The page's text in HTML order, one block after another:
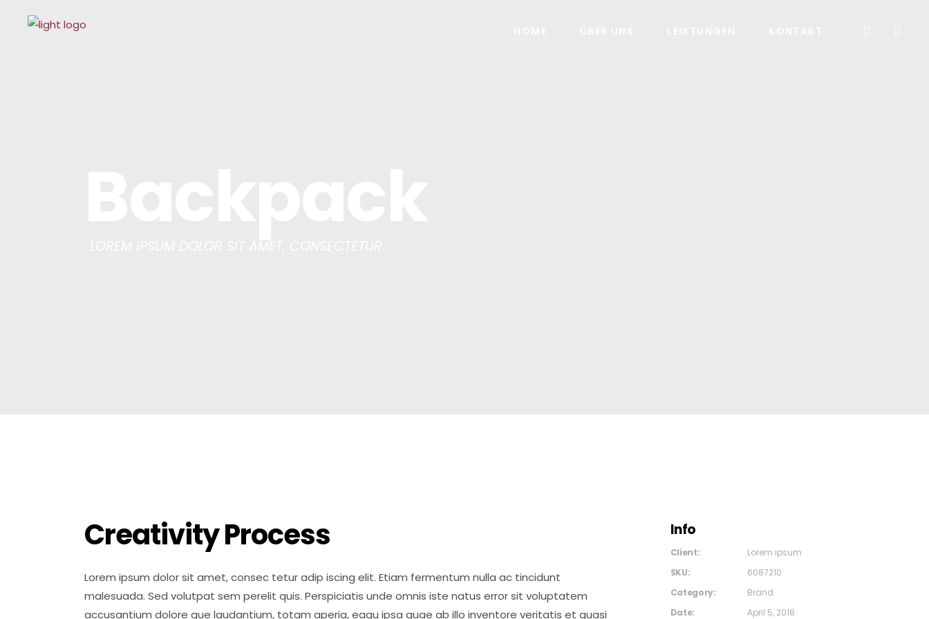
Creativity Process
Lorem ipsum dolor sit amet, consec tetur adip iscing elit. Etiam fermentum nulla ac tincidunt
malesuada. Sed volutpat sem perelit quis. Perspiciatis unde omnis iste natus error sit voluptatem
accusantium dolore que laudantium, totam aperia, eaqu ipsa quae ab illo inventore veritatis et quasi
Info
Client:
Lorem ipsum
SKU:
6087210
Category:
Brand
Date:
April 5, 2018